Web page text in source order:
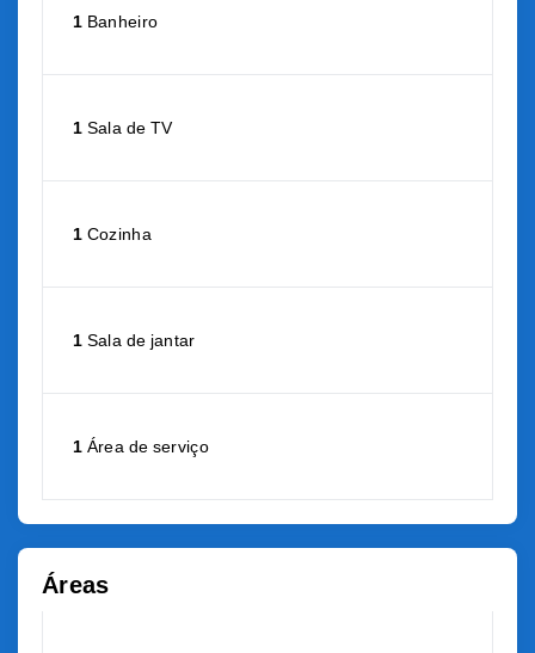
1 Banheiro
1 Sala de TV
1 Cozinha
1 Sala de jantar
1 Área de serviço
Áreas